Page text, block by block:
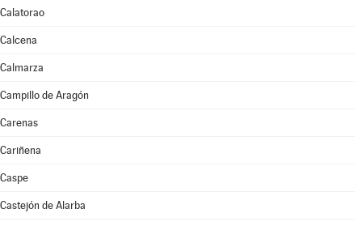
Calatorao
Calcena
Calmarza
Campillo de Aragón
Carenas
Cariñena
Caspe
Castejón de Alarba